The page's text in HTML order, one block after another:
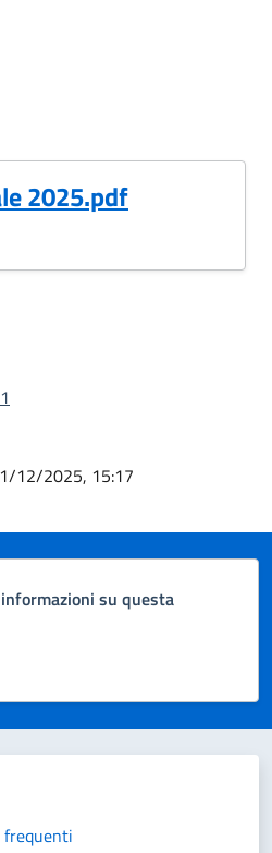
2025.pdf
MB)
12/2025, 15:17
su questa
stelle su 5
su 5
5
frequenti